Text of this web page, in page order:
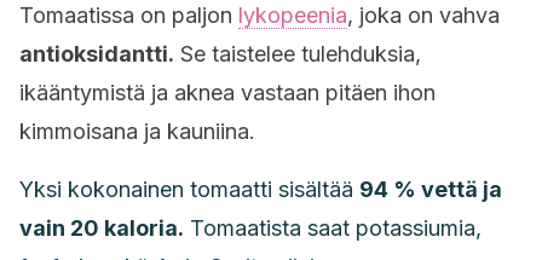
Tomaatissa on paljon lykopeenia, joka on vahva
antioksidantti. Se taistelee tulehduksia,
ikääntymistä ja aknea vastaan pitäen ihon
kimmoisana ja kauniina.
Yksi kokonainen tomaatti sisältää 94 % vettä ja
vain 20 kaloria. Tomaatista saat potassiumia,